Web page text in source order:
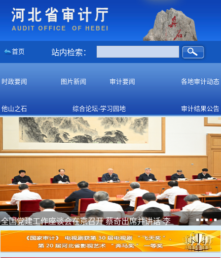
首页 站内检索：
时政要闻 图片新闻 审计要闻 各地审计动态
他山之石 综合论坛-学习园地 审计结果公告
全国党建工作座谈会在京召开 蔡奇出席并讲话 李